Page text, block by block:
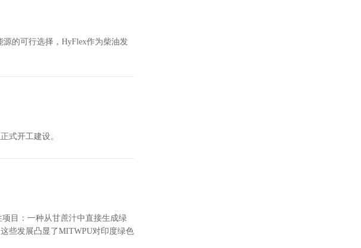
的可行选择，HyFlex作为柴油发
式开工建设。
目：一种从甘蔗汁中直接生成绿
些发展凸显了MITWPU对印度绿色